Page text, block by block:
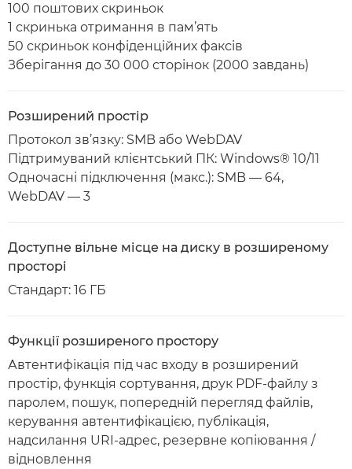
100 поштових скриньок
1 скринька отримання в пам’ять
50 скриньок конфіденційних факсів
Зберігання до 30 000 сторінок (2000 завдань)
Розширений простір
Протокол зв’язку: SMB або WebDAV
Підтримуваний клієнтський ПК: Windows® 10/11
Одночасні підключення (макс.): SMB — 64,
WebDAV — 3
Доступне вільне місце на диску в розширеному
просторі
Стандарт: 16 ГБ
Функції розширеного простору
Автентифікація під час входу в розширений
простір, функція сортування, друк PDF-файлу з
паролем, пошук, попередній перегляд файлів,
керування автентифікацією, публікація,
надсилання URI-адрес, резервне копіювання /
відновлення